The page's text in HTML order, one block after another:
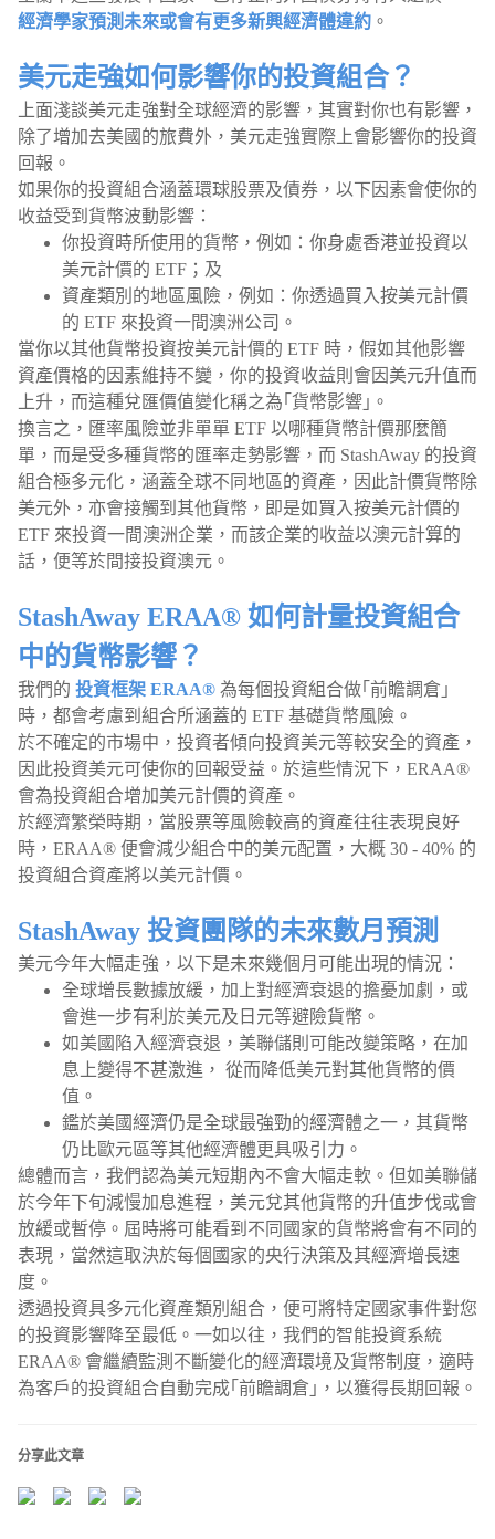
經濟學家預測未來或會有更多新興經濟體違約 。
美元走強如何影響你的投資組合？
上面淺談美元走強對全球經濟的影響，其實對你也有影響，
除了增加去美國的旅費外，美元走強實際上會影響你的投資
回報。
如果你的投資組合涵蓋環球股票及債券，以下因素會使你的
收益受到貨幣波動影響：
你投資時所使用的貨幣，例如：你身處香港並投資以
美元計價的 ETF；及
資產類別的地區風險，例如：你透過買入按美元計價
的 ETF 來投資一間澳洲公司。
當你以其他貨幣投資按美元計價的 ETF 時，假如其他影響
資產價格的因素維持不變，你的投資收益則會因美元升值而
上升，而這種兌匯價值變化稱之為｢貨幣影響｣。
換言之，匯率風險並非單單 ETF 以哪種貨幣計價那麼簡
單，而是受多種貨幣的匯率走勢影響，而 StashAway 的投資
組合極多元化，涵蓋全球不同地區的資產，因此計價貨幣除
美元外，亦會接觸到其他貨幣，即是如買入按美元計價的
ETF 來投資一間澳洲企業，而該企業的收益以澳元計算的
話，便等於間接投資澳元。
StashAway ERAA® 如何計量投資組合
中的貨幣影響？
我們的 投資框架 ERAA® 為每個投資組合做｢前瞻調倉｣
時，都會考慮到組合所涵蓋的 ETF 基礎貨幣風險。
於不確定的市場中，投資者傾向投資美元等較安全的資產，
因此投資美元可使你的回報受益。於這些情況下，ERAA®
會為投資組合增加美元計價的資產。
於經濟繁榮時期，當股票等風險較高的資產往往表現良好
時，ERAA® 便會減少組合中的美元配置，大概 30 - 40% 的
投資組合資產將以美元計價。
StashAway 投資團隊的未來數月預測
美元今年大幅走強，以下是未來幾個月可能出現的情況：
全球增長數據放緩，加上對經濟衰退的擔憂加劇，或
會進一步有利於美元及日元等避險貨幣。
如美國陷入經濟衰退，美聯儲則可能改變策略，在加
息上變得不甚激進， 從而降低美元對其他貨幣的價
值。
鑑於美國經濟仍是全球最強勁的經濟體之一，其貨幣
仍比歐元區等其他經濟體更具吸引力。
總體而言，我們認為美元短期內不會大幅走軟。但如美聯儲
於今年下旬減慢加息進程，美元兌其他貨幣的升值步伐或會
放緩或暫停。屆時將可能看到不同國家的貨幣將會有不同的
表現，當然這取決於每個國家的央行決策及其經濟增長速
度。
透過投資具多元化資產類別組合，便可將特定國家事件對您
的投資影響降至最低。一如以往，我們的智能投資系統
ERAA® 會繼續監測不斷變化的經濟環境及貨幣制度，適時
為客戶的投資組合自動完成｢前瞻調倉｣，以獲得長期回報。
分享此文章